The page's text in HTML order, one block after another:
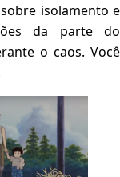
isolamento e
da parte do
o caos. Você